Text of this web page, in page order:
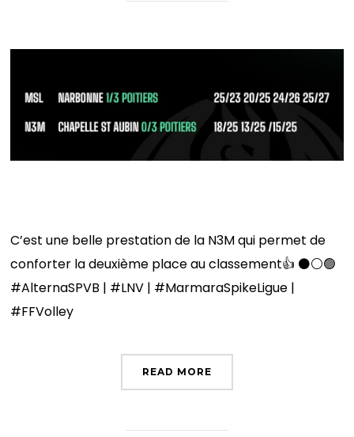
C’est une belle prestation de la N3M qui permet de
conforter la deuxième place au classement👍 ⚫️⚪️🟢
#AlternaSPVB | #LNV | #MarmaraSpikeLigue |
#FFVolley
READ MORE